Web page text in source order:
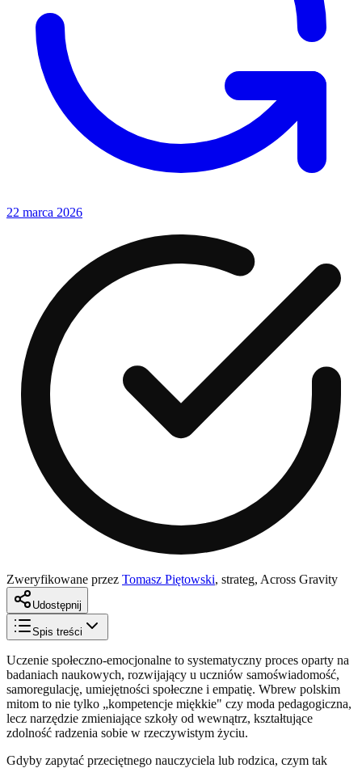
22 marca 2026
Zweryfikowane przez Tomasz Piętowski, strateg, Across Gravity
Udostępnij
Spis treści
Uczenie społeczno-emocjonalne to systematyczny proces oparty na
badaniach naukowych, rozwijający u uczniów samoświadomość,
samoregulację, umiejętności społeczne i empatię. Wbrew polskim
mitom to nie tylko „kompetencje miękkie" czy moda pedagogiczna,
lecz narzędzie zmieniające szkoły od wewnątrz, kształtujące
zdolność radzenia sobie w rzeczywistym życiu.
Gdyby zapytać przeciętnego nauczyciela lub rodzica, czym tak